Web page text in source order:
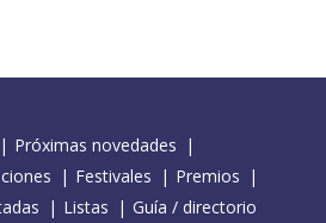
Próximas novedades
Festivales
Premios
Listas Guía / directorio